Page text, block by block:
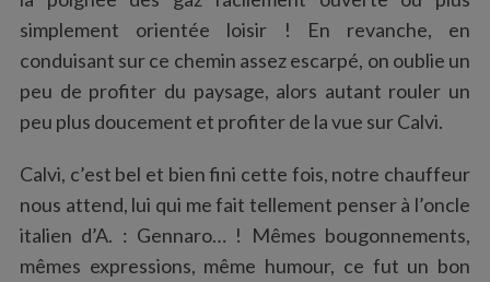
simplement orientée loisir ! En revanche, en
conduisant sur ce chemin assez escarpé, on oublie un
peu de profiter du paysage, alors autant rouler un
peu plus doucement et profiter de la vue sur Calvi.
Calvi, c’est bel et bien fini cette fois, notre chauffeur
nous attend, lui qui me fait tellement penser à l’oncle
italien d’A. : Gennaro… ! Mêmes bougonnements,
mêmes expressions, même humour, ce fut un bon